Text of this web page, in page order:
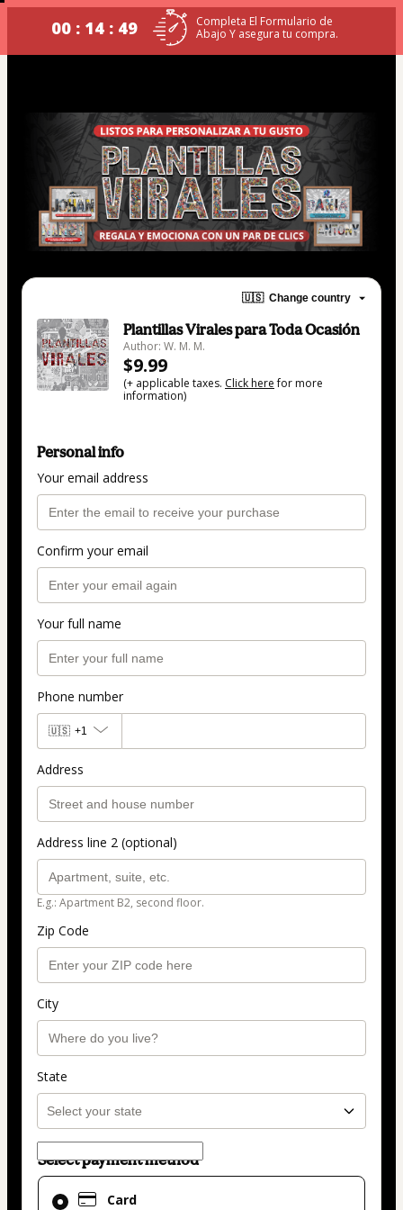
00 : 14 : 49
Completa El Formulario de
Abajo Y asegura tu compra.
🇺🇸 Change country
Plantillas Virales para Toda Ocasión
Author: W. M. M.
$9.99
(+ applicable taxes. Click herefor more
information)
Personal info
Your email address
Confirm your email
Your full name
Phone number
🇺🇸 +1
Address
Address line 2 (optional)
E.g.: Apartment B2, second floor.
Zip Code
City
State
Select payment method
Card
Card
selected